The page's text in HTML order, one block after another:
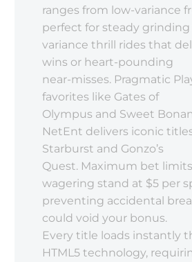
ranges from low-variance
perfect for steady
variance thrill rides that
wins or heart-pounding
near-misses. Pragmatic
favorites like Gates of
Olympus and Sweet
NetEnt delivers iconic
Starburst and Gonzo’s
Quest. Maximum bet
wagering stand at $5 per
preventing accidental
could void your bonus.
Every title loads instantly
HTML5 technology,